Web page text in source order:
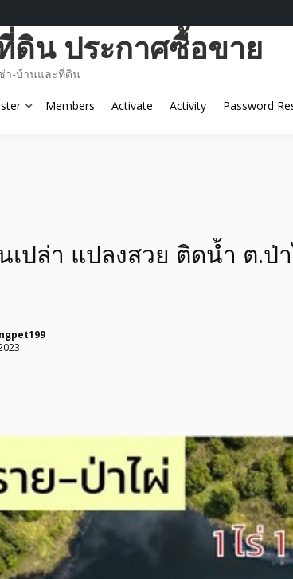
ดิน ประกาศซื้อขาย
า-บ้านและที่ดิน
Members Activate Activity Password
ปล่า แปลงสวย ติดน้ำ ต.ป่